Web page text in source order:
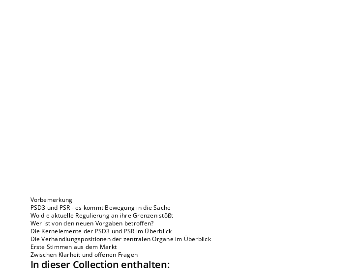
Vorbemerkung
PSD3 und PSR - es kommt Bewegung in die Sache
Wo die aktuelle Regulierung an ihre Grenzen stößt
Wer ist von den neuen Vorgaben betroffen?
Die Kernelemente der PSD3 und PSR im Überblick
Die Verhandlungspositionen der zentralen Organe im Überblick
Erste Stimmen aus dem Markt
Zwischen Klarheit und offenen Fragen
In dieser Collection enthalten: